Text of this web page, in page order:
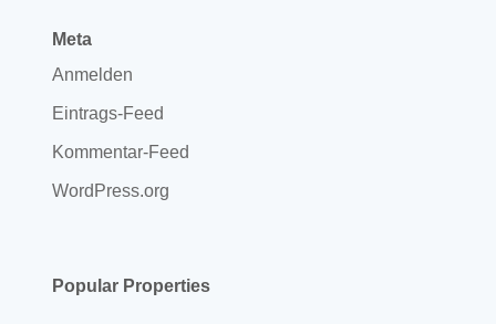
Meta
Anmelden
Eintrags-Feed
Kommentar-Feed
WordPress.org
Popular Properties